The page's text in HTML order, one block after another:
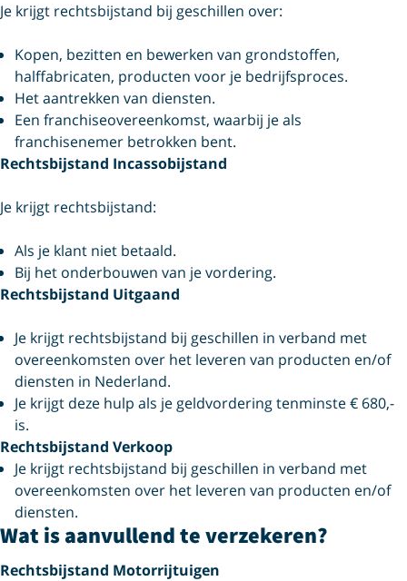
Je krijgt rechtsbijstand bij geschillen over:
Kopen, bezitten en bewerken van grondstoffen,
halffabricaten, producten voor je bedrijfsproces.
Het aantrekken van diensten.
Een franchiseovereenkomst, waarbij je als
franchisenemer betrokken bent.
Rechtsbijstand Incassobijstand
Je krijgt rechtsbijstand:
Als je klant niet betaald.
Bij het onderbouwen van je vordering.
Rechtsbijstand Uitgaand
Je krijgt rechtsbijstand bij geschillen in verband met
overeenkomsten over het leveren van producten en/of
diensten in Nederland.
Je krijgt deze hulp als je geldvordering tenminste € 680,-
is.
Rechtsbijstand Verkoop
Je krijgt rechtsbijstand bij geschillen in verband met
overeenkomsten over het leveren van producten en/of
diensten.
Wat is aanvullend te verzekeren?
Rechtsbijstand Motorrijtuigen